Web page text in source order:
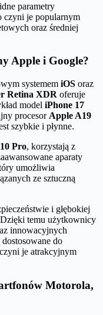
parametry
czyni je popularnym
oraz średniej
Apple i Google?
systemem iOS oraz
Retina XDR oferuje
model iPhone 17
procesor Apple A19
szybkie i płynne.
Pro, korzystają z
aparaty
umożliwia
ze sztuczną
i głębokiej
Dzięki temu użytkownicy
innowacyjnych
dostosowane do
je atrakcyjnym
Motorola,